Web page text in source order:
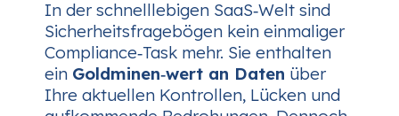
In der schnelllebigen SaaS‑Welt sind
Sicherheitsfragebögen kein einmaliger
Compliance‑Task mehr. Sie enthalten
ein Goldminen‑wert an Daten über
Ihre aktuellen Kontrollen, Lücken und